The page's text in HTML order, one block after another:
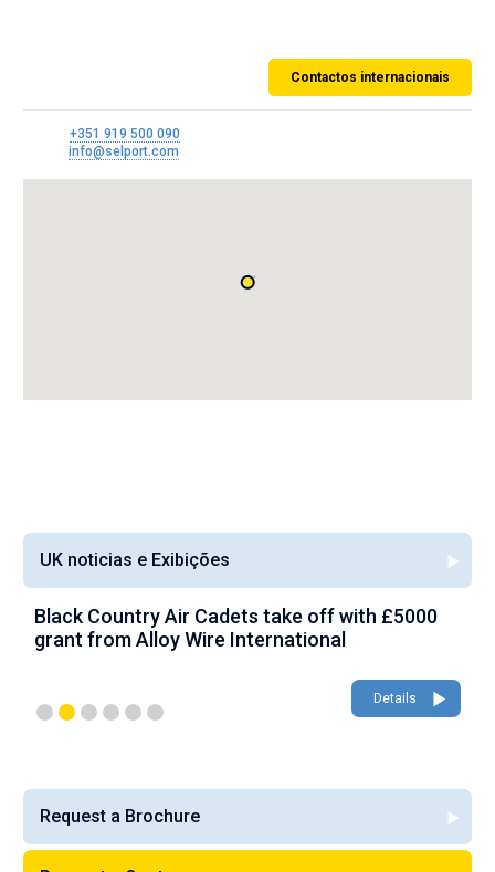
Contactos internacionais
+351 919 500 090
E-Mail:info@selport.com
UK noticias e Exibições
Black Country Air Cadets take off with £5000
grant from Alloy Wire International
Details
Request a Brochure